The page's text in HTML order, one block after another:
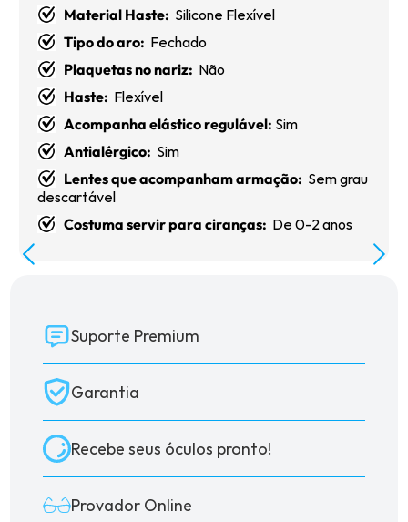
Material Haste: Silicone Flexível
Tipo do aro: Fechado
Plaquetas no nariz: Não
Haste: Flexível
Acompanha elástico regulável: Sim
Antialérgico: Sim
Lentes que acompanham armação: Sem grau
descartável
Costuma servir para ciranças: De 0-2 anos
Suporte Premium
Garantia
Recebe seus óculos pronto!
Provador Online